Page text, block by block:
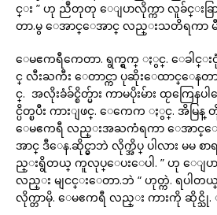
င္း ” ဟု ညဳတုတု ေျပာလိုက္ကာ လူခ်င္းခ
တာ.မွ ေအာင္ေအာင္ လည္းသတိရကာ မီ
ေမဧကရီကေတာ. ရွက္ရွက္ ႏွင္. ေခါင္း
င္ လီးႀကီး ေတာင္ကာ ပုဆိုးေထာင္ေန
င္. အလိုးခံခ်င္စိတ္မ်ား ကာမပိုးမ်ား ထႂကြေ
င္ပိတ္ၿပီး ကားျဖင္. ေကေက ႏွင္. အိမြန္
ေမဧကရီ လည္းအႀကံရကာ ေအာင္ေအ
အာင္ ဒီေန.ဆိုင္မွာဘဲ လိုက္အိပ္ ပါလား မမ
ည္းရွိတယ္ ကူလုပ္ေပးေပါ. ” ဟု ေျပ
လည္း မျငင္းေတာ.ဘဲ “ ဟုတ္ကဲ. ရပါတ
လိုက္တာမို. ေမဧကရီ လည္း ကားကို ဆိုင္သို.